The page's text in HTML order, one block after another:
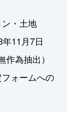
・土地
11月7日
為抽出）
ォームへの